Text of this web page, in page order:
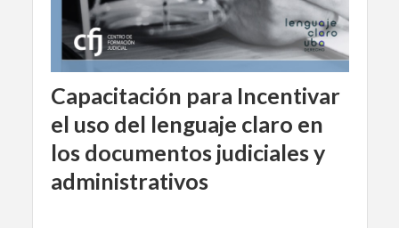
Capacitación para Incentivar
el uso del lenguaje claro en
los documentos judiciales y
administrativos